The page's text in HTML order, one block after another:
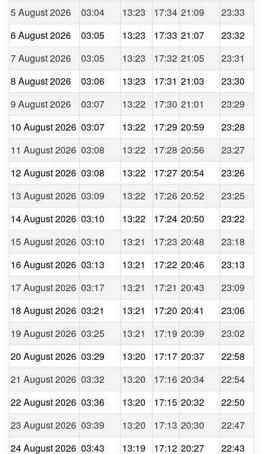
5 August 2026
03:04 13:23 17:34 21:09
23:33
6 August 2026
03:05 13:23 17:33 21:07
23:32
7 August 2026
03:05 13:23 17:32 21:05
23:31
8 August 2026
03:06 13:23 17:31 21:03
23:30
9 August 2026
03:07 13:22 17:30 21:01
23:29
10 August 2026 03:07 13:22 17:29 20:59
23:28
11 August 2026 03:08 13:22 17:28 20:56
23:27
12 August 2026 03:08 13:22 17:27 20:54
23:26
13 August 2026 03:09 13:22 17:26 20:52
23:25
14 August 2026 03:10 13:22 17:24 20:50
23:22
15 August 2026 03:10 13:21 17:23 20:48
23:18
16 August 2026 03:13 13:21 17:22 20:46
23:13
17 August 2026 03:17 13:21 17:21 20:43
23:09
18 August 2026 03:21 13:21 17:20 20:41
23:06
19 August 2026 03:25 13:21 17:19 20:39
23:02
20 August 2026 03:29 13:20 17:17 20:37
22:58
21 August 2026 03:32 13:20 17:16 20:34
22:54
22 August 2026 03:36 13:20 17:15 20:32
22:50
23 August 2026 03:39 13:20 17:13 20:30
22:47
24 August 2026 03:43 13:19 17:12 20:27 22:43